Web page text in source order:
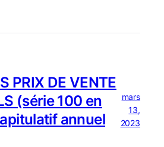
PRIX DE VENTE
(série 100 en
annuel
mars
13,
2023